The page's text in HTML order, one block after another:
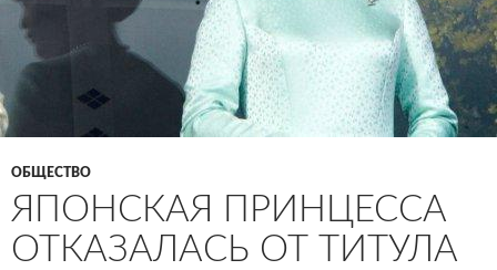
ОБЩЕСТВО
ЯПОНСКАЯ ПРИНЦЕССА
ОТКАЗАЛАСЬ ОТ ТИТУЛА